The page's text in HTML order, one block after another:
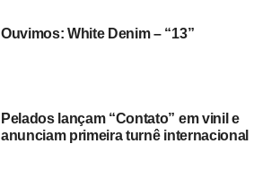
Ouvimos: White Denim – “13”
Pelados lançam “Contato” em vinil e
anunciam primeira turnê internacional